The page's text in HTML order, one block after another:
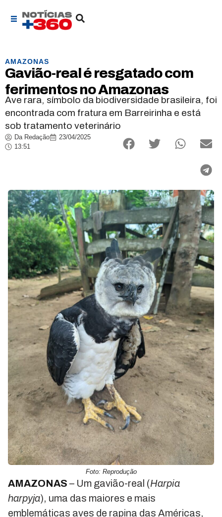
AMAZONAS
Gavião-real é resgatado com
ferimentos no Amazonas
Ave rara, símbolo da biodiversidade brasileira, foi
encontrada com fratura em Barreirinha e está
sob tratamento veterinário
Da Redação
23/04/2025
13:51
Foto: Reprodução
AMAZONAS – Um gavião-real (Harpia
harpyja), uma das maiores e mais
emblemáticas aves de rapina das Américas,